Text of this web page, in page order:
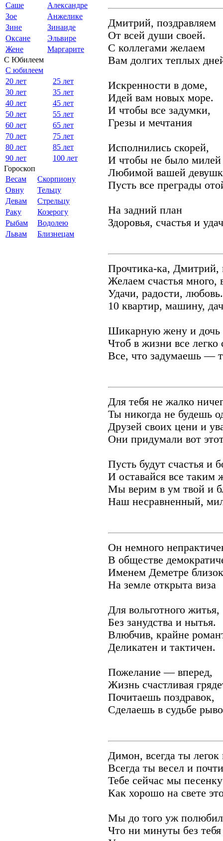
Саше
Александре
Зое
Анжелике
Зине
Зинаиде
Оксане
Эльвире
Жене
Маргарите
С Юбилеем
С юбилеем
20 лет
25 лет
30 лет
35 лет
40 лет
45 лет
50 лет
55 лет
60 лет
65 лет
70 лет
75 лет
80 лет
85 лет
90 лет
100 лет
Гороскоп
Весам
Скорпиону
Овну
Тельцу
Девам
Стрельцу
Раку
Козерогу
Рыбам
Водолею
Львам
Близнецам
Дмитрий, поздравляем
От всей души своей.
С коллегами желаем
Вам долгих теплых
Искренности в доме,
Идей вам новых море.
И чтобы все задумки,
Грезы и мечтания
Исполнились скорей,
И чтобы не было милей
Любимой вашей
Пусть все преграды
На задний план
Здоровья, счастья и
Прочтика-ка,
Желаем счастья много,
Удачи, радости, любовь.
10 квартир, машину,
Шикарную жену и дочь
Чтоб в жизни все
Все, что задумаешь —
Для тебя не жалко
Ты никогда не будешь
Друзей своих цени и
Они придумали вот
Пусть будут счастья и
И оставайся все таким
Мы верим в ум твой и
Наш несравненный,
Он немного
В обществе
Именем Деметре
На земле открыта виза
Для вольготного житья,
Без занудства и нытья.
Влюбчив, крайне
Деликатен и тактичен.
Пожелание — вперед,
Жизнь счастливая
Почитаешь поздравок,
Сделаешь в судьбе
Димон, всегда ты легок
Всегда ты весел и
Тебе сейчас мы
Как хорошо на свете
Мы до того уж
Что ни минуты без